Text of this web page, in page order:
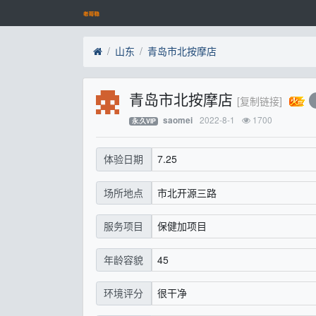
山东 青岛市北按摩店
青岛市北按摩店 [复制链接]
永.久VIP saomei 2022-8-1 1700
体验日期 7.25
场所地点 市北开源三路
服务项目 保健加项目
年龄容貌 45
环境评分 很干净